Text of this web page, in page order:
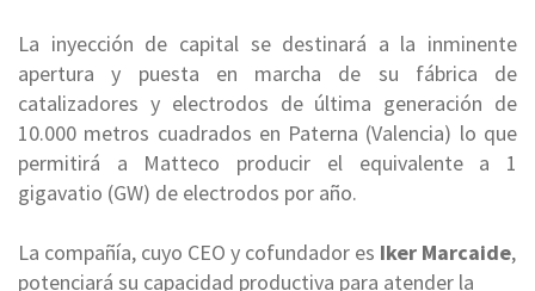
La inyección de capital se destinará a la inminente
apertura y puesta en marcha de su fábrica de
catalizadores y electrodos de última generación de
10.000 metros cuadrados en Paterna (Valencia) lo que
permitirá a Matteco producir el equivalente a 1
gigavatio (GW) de electrodos por año.
La compañía, cuyo CEO y cofundador es Iker Marcaide,
potenciará su capacidad productiva para atender la